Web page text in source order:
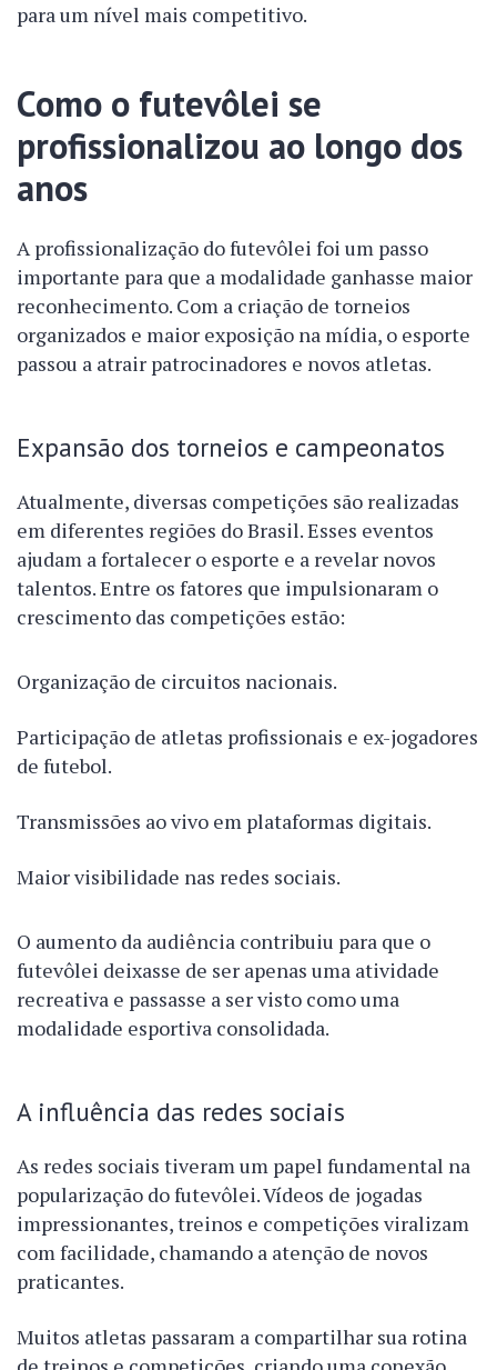
para um nível mais competitivo.
Como o futevôlei se
profissionalizou ao longo dos
anos
A profissionalização do futevôlei foi um passo
importante para que a modalidade ganhasse maior
reconhecimento. Com a criação de torneios
organizados e maior exposição na mídia, o esporte
passou a atrair patrocinadores e novos atletas.
Expansão dos torneios e campeonatos
Atualmente, diversas competições são realizadas
em diferentes regiões do Brasil. Esses eventos
ajudam a fortalecer o esporte e a revelar novos
talentos. Entre os fatores que impulsionaram o
crescimento das competições estão:
Organização de circuitos nacionais.
Participação de atletas profissionais e ex-jogadores
de futebol.
Transmissões ao vivo em plataformas digitais.
Maior visibilidade nas redes sociais.
O aumento da audiência contribuiu para que o
futevôlei deixasse de ser apenas uma atividade
recreativa e passasse a ser visto como uma
modalidade esportiva consolidada.
A influência das redes sociais
As redes sociais tiveram um papel fundamental na
popularização do futevôlei. Vídeos de jogadas
impressionantes, treinos e competições viralizam
com facilidade, chamando a atenção de novos
praticantes.
Muitos atletas passaram a compartilhar sua rotina